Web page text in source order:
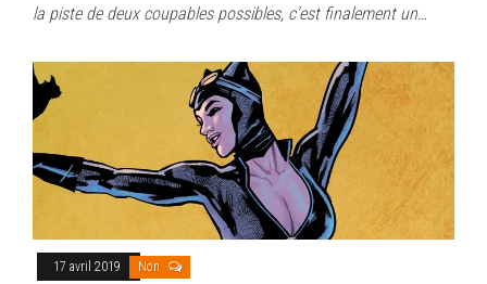
la piste de deux coupables possibles, c’est finalement un…
17 avril 2019 Non